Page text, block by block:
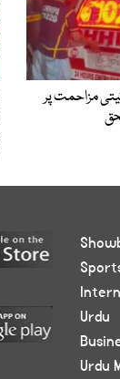
مزاحمت پر
Urdu
Urdu